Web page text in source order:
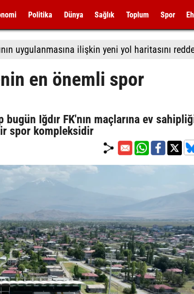
Politika Dünya Sağlık Toplum Spor
en önemli spor
bugün Iğdır FK'nın maçlarına ev
spor kompleksidir